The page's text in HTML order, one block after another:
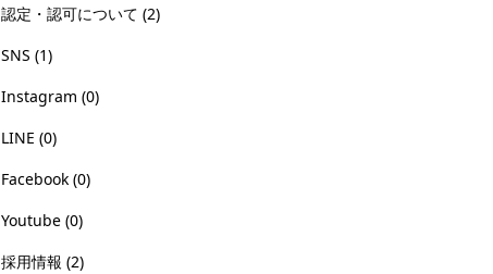
認定・認可について (2)
SNS (1)
Instagram (0)
LINE (0)
Facebook (0)
Youtube (0)
採用情報 (2)